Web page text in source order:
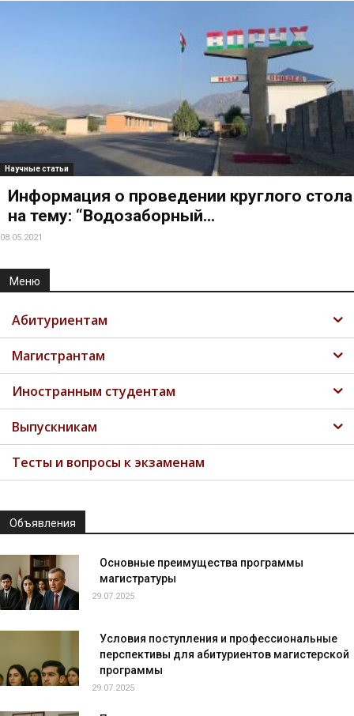
Научные статьи
Информация о проведении круглого стола
на тему: “Водозаборный...
08.05.2021
Меню
Абитуриентам
Магистрантам
Иностранным студентам
Выпускникам
Тесты и вопросы к экзаменам
Объявления
Основные преимущества программы
магистратуры
29.07.2025
Условия поступления и профессиональные
перспективы для абитуриентов магистерской
программы
29.07.2025